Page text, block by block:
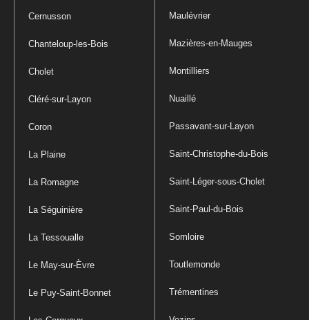
Cernusson
Chanteloup-les-Bois
Cholet
Cléré-sur-Layon
Coron
La Plaine
La Romagne
La Séguinière
La Tessoualle
Le May-sur-Èvre
Le Puy-Saint-Bonnet
Maulévrier
Mazières-en-Mauges
Montilliers
Nuaillé
Passavant-sur-Layon
Saint-Christophe-du-Bois
Saint-Léger-sous-Cholet
Saint-Paul-du-Bois
Somloire
Toutlemonde
Trémentines